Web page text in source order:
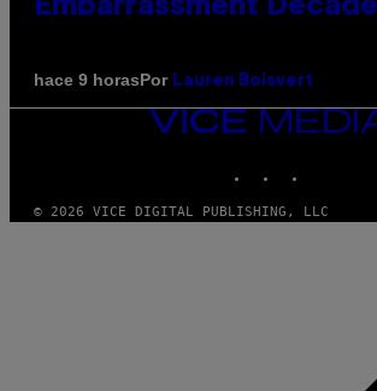
Embarrassment
hace 9 horasPor Lauren Boisvert
VICE
MEDIA
© 2026 VICE DIGITAL PUBLISHING, LLC